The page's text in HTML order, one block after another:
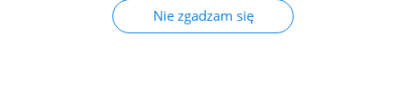
Nie zgadzam się
Adv. Sci. Technol. Res. J. 2025; 19(7):223-233
https://doi.org/10.12913/22998624/204081